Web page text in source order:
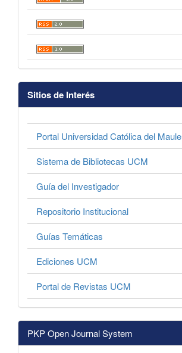
Sitios de Interés
Portal Universidad Católica del Maule
Sistema de Bibliotecas UCM
Guía del Investigador
Repositorio Institucional
Guías Temáticas
Ediciones UCM
Portal de Revistas UCM
PKP Open Journal System